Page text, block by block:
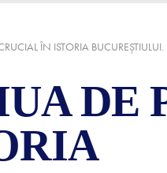
ÎN ISTORIA
DE